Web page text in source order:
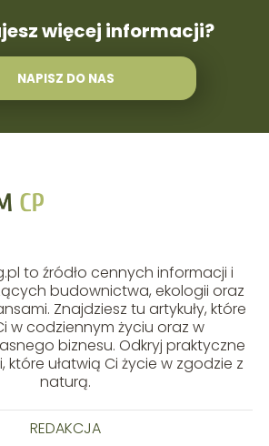
więcej informacji?
NAPISZ DO NAS
to źródło cennych informacji i
budownictwa, ekologii oraz
Znajdziesz tu artykuły, które
w codziennym życiu oraz w
biznesu. Odkryj praktyczne
które ułatwią Ci życie w zgodzie z
naturą.
REDAKCJA